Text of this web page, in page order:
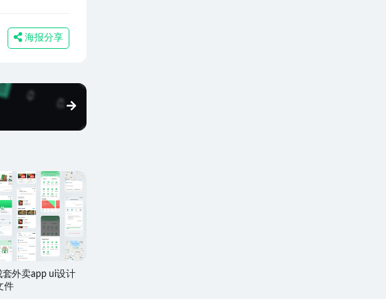
海报分享
套外卖app ui设计
件